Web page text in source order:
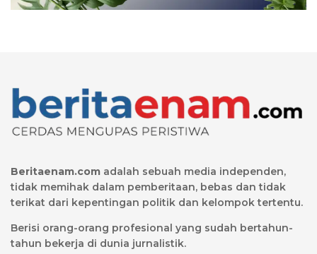
Beritaenam.com adalah sebuah media independen,
tidak memihak dalam pemberitaan, bebas dan tidak
terikat dari kepentingan politik dan kelompok tertentu.
Berisi orang-orang profesional yang sudah bertahun-
tahun bekerja di dunia jurnalistik.